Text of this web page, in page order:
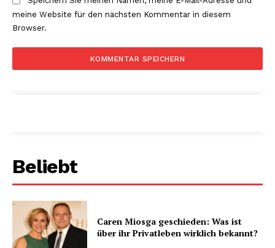
meine Website für den nächsten Kommentar in diesem
Browser.
Beliebt
Caren Miosga geschieden: Was ist
über ihr Privatleben wirklich bekannt?